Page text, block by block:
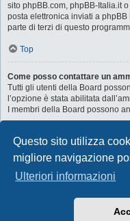
Questo sito utilizza
migliore navigazione
Ulteriori informazioni
sito phpBB.com, phpBB-Italia.it
posta elettronica inviati a
parte di terzi di questo
Top
Come posso contattare un
Tutti gli utenti della Board
l’opzione è stata abilitata
I membri della Board possono
Indice
phpBB®